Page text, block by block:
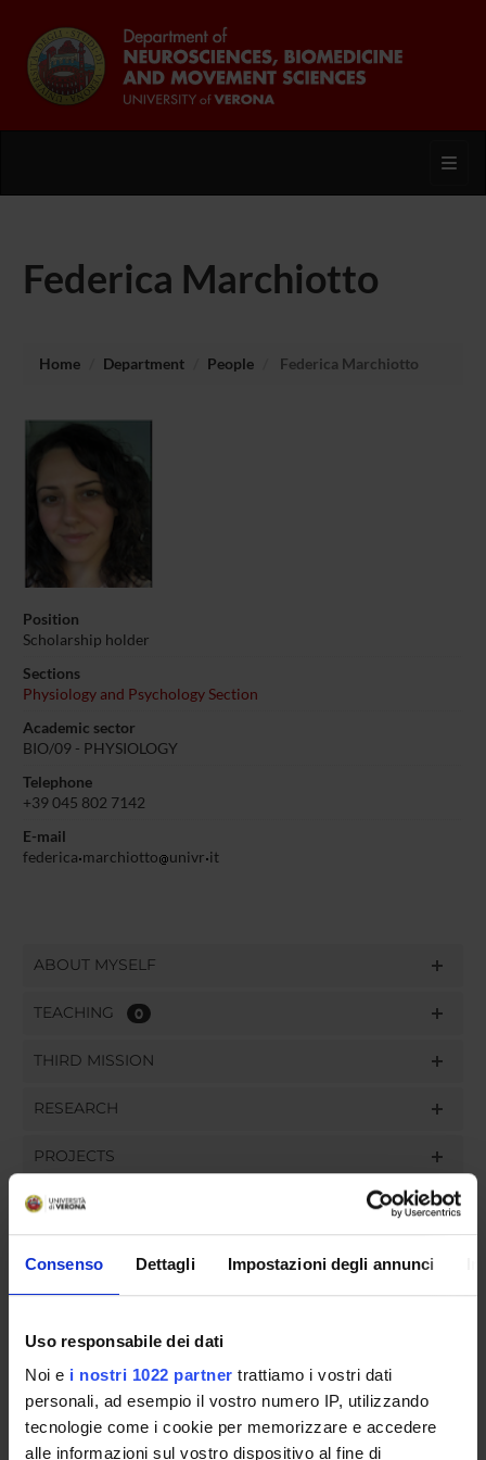
Consenso Dettagli Impostazioni degli annunci
Uso responsabile dei dati
Noi e i nostri 1022 partner trattiamo i vostri dati
personali, ad esempio il vostro numero IP, utilizzando
tecnologie come i cookie per memorizzare e accedere
alle informazioni sul vostro dispositivo al fine di
Federica Marchiotto
Home Department People Federica Marchiotto
Position
Scholarship holder
Sections
Physiology and Psychology Section
Academic sector
BIO/09 - PHYSIOLOGY
Telephone
+39 045 802 7142
E-mail
federica marchiotto univr it
ABOUT MYSELF
TEACHING 0
THIRD MISSION
RESEARCH
PROJECTS
PUBLICATIONS
ORGANISATION
GOVERNANCE